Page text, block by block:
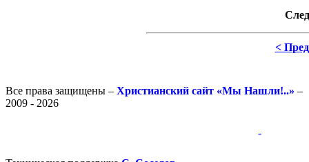
<
Все права защищены – Христианский сайт «Мы Нашли!..» –
2009 - 2026
-